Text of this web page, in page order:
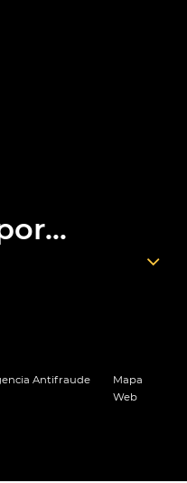
Antifraude
Mapa
Web